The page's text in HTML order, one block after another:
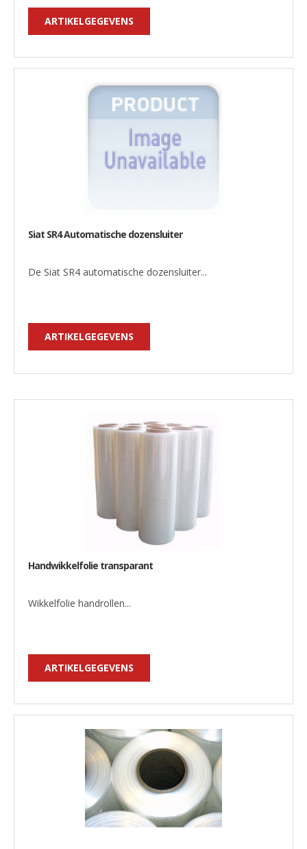
ARTIKELGEGEVENS
Siat SR4 Automatische dozensluiter
De Siat SR4 automatische dozensluiter...
ARTIKELGEGEVENS
Handwikkelfolie transparant
Wikkelfolie handrollen...
ARTIKELGEGEVENS